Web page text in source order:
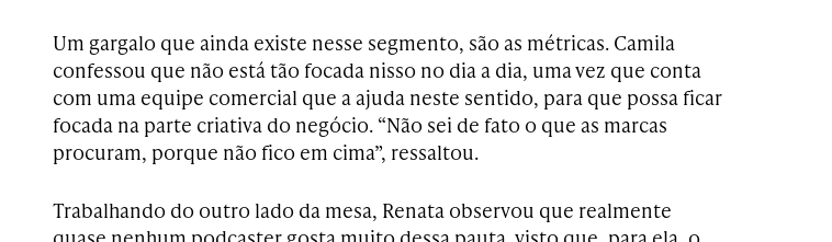
Um gargalo que ainda existe nesse segmento, são as métricas. Camila
confessou que não está tão focada nisso no dia a dia, uma vez que conta
com uma equipe comercial que a ajuda neste sentido, para que possa ficar
focada na parte criativa do negócio. “Não sei de fato o que as marcas
procuram, porque não fico em cima”, ressaltou.
Trabalhando do outro lado da mesa, Renata observou que realmente